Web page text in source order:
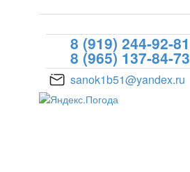
8 (919) 244-92-81
8 (965) 137-84-73
sanok1b51@yandex.ru